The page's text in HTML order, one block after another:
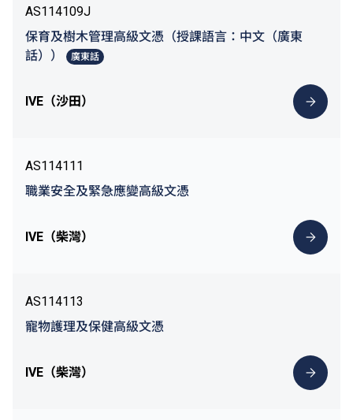
AS114109J
保育及樹木管理高級文憑（授課語言：中文（廣東
話））
廣東話
IVE（沙田）
AS114111
職業安全及緊急應變高級文憑
IVE（柴灣）
AS114113
寵物護理及保健高級文憑
IVE（柴灣）